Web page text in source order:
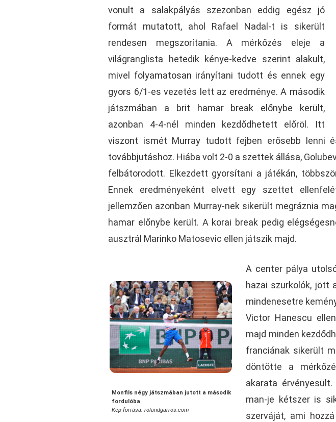
vonult a salakpályás szezonban eddig egész jó
formát mutatott, ahol Rafael Nadal-t is sikerült
rendesen megszorítania. A mérkőzés eleje a
világranglista hetedik kénye-kedve szerint alakult,
mivel folyamatosan irányítani tudott és ennek egy
gyors 6/1-es vezetés lett az eredménye. A második
játszmában a brit hamar break előnybe került,
azonban 4-4-nél minden kezdődhetett előröl. Itt
viszont ismét Murray tudott fejben erősebb lenni
továbbjutáshoz. Hiába volt 2-0 a szettek állása,
felbátorodott. Elkezdett gyorsítani a játékán,
Ennek eredményeként elvett egy szettet
jellemzően azonban Murray-nek sikerült megráznia
hamar előnybe került. A korai break pedig
ausztrál Marinko Matosevic ellen játszik majd.
Monfils négy játszmában jutott a második
fordulóba
Kép forrása: rolandgarros.com
A center pálya
hazai szurkolók, jött
mindenesetre
Victor Hanescu
majd minden
franciának sikerült
döntötte a
akarata
man-je kétszer is
szerváját, ami